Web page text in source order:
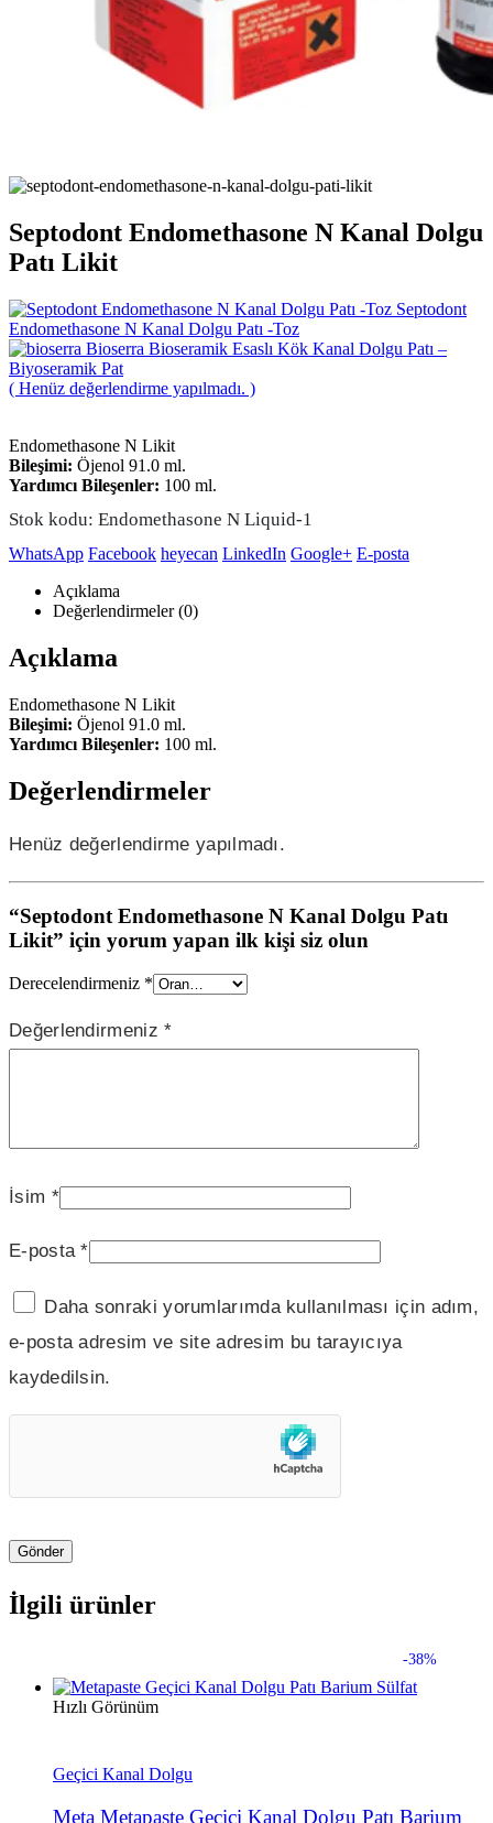
Septodont Endomethasone N Kanal Dolgu
Patı Likit
Septodont
Endomethasone N Kanal Dolgu Patı -Toz
Bioserra Bioseramik Esaslı Kök Kanal Dolgu Patı –
Biyoseramik Pat
( Henüz değerlendirme yapılmadı. )
Endomethasone N Likit
Bileşimi: Öjenol 91.0 ml.
Yardımcı Bileşenler: 100 ml.
Stok kodu: Endomethasone N Liquid-1
Facebook heyecan LinkedIn Google+ E-posta
WhatsApp
Açıklama
Değerlendirmeler (0)
Açıklama
Endomethasone N Likit
Bileşimi: Öjenol 91.0 ml.
Yardımcı Bileşenler: 100 ml.
Değerlendirmeler
Henüz değerlendirme yapılmadı.
“Septodont Endomethasone N Kanal Dolgu Patı
Likit” için yorum yapan ilk kişi siz olun
Derecelendirmeniz *
Değerlendirmeniz*
İsim *
E-posta*
Daha sonraki yorumlarımda kullanılması için adım,
e-posta adresim ve site adresim bu tarayıcıya
kaydedilsin.
İlgili ürünler
-38%
Hızlı Görünüm
Geçici Kanal Dolgu
Meta Metapaste Geçici Kanal Dolgu Patı Barium